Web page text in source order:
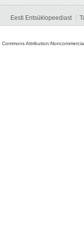
Eesti Entsüklopeediast
Attribution-